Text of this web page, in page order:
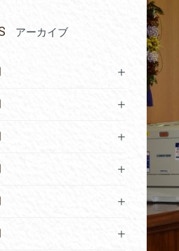
アーカイブ